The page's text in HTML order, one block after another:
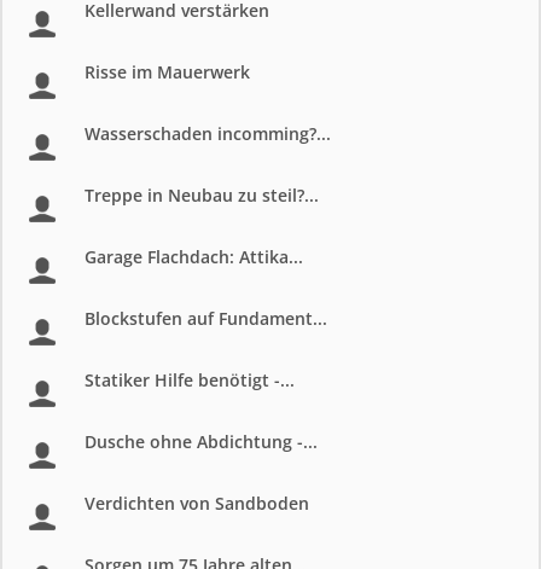
Kellerwand verstärken
Risse im Mauerwerk
Wasserschaden incomming?...
Treppe in Neubau zu steil?...
Garage Flachdach: Attika...
Blockstufen auf Fundament...
Statiker Hilfe benötigt -...
Dusche ohne Abdichtung -...
Verdichten von Sandboden